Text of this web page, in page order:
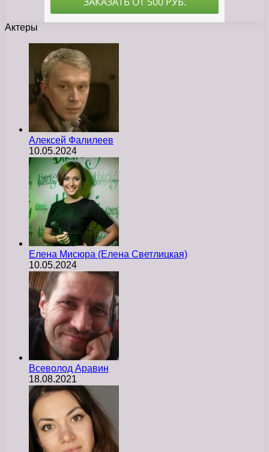
Актеры
Алексей Фалилеев
10.05.2024
Елена Мисюра (Елена Светлицкая)
10.05.2024
Всеволод Аравин
18.08.2021